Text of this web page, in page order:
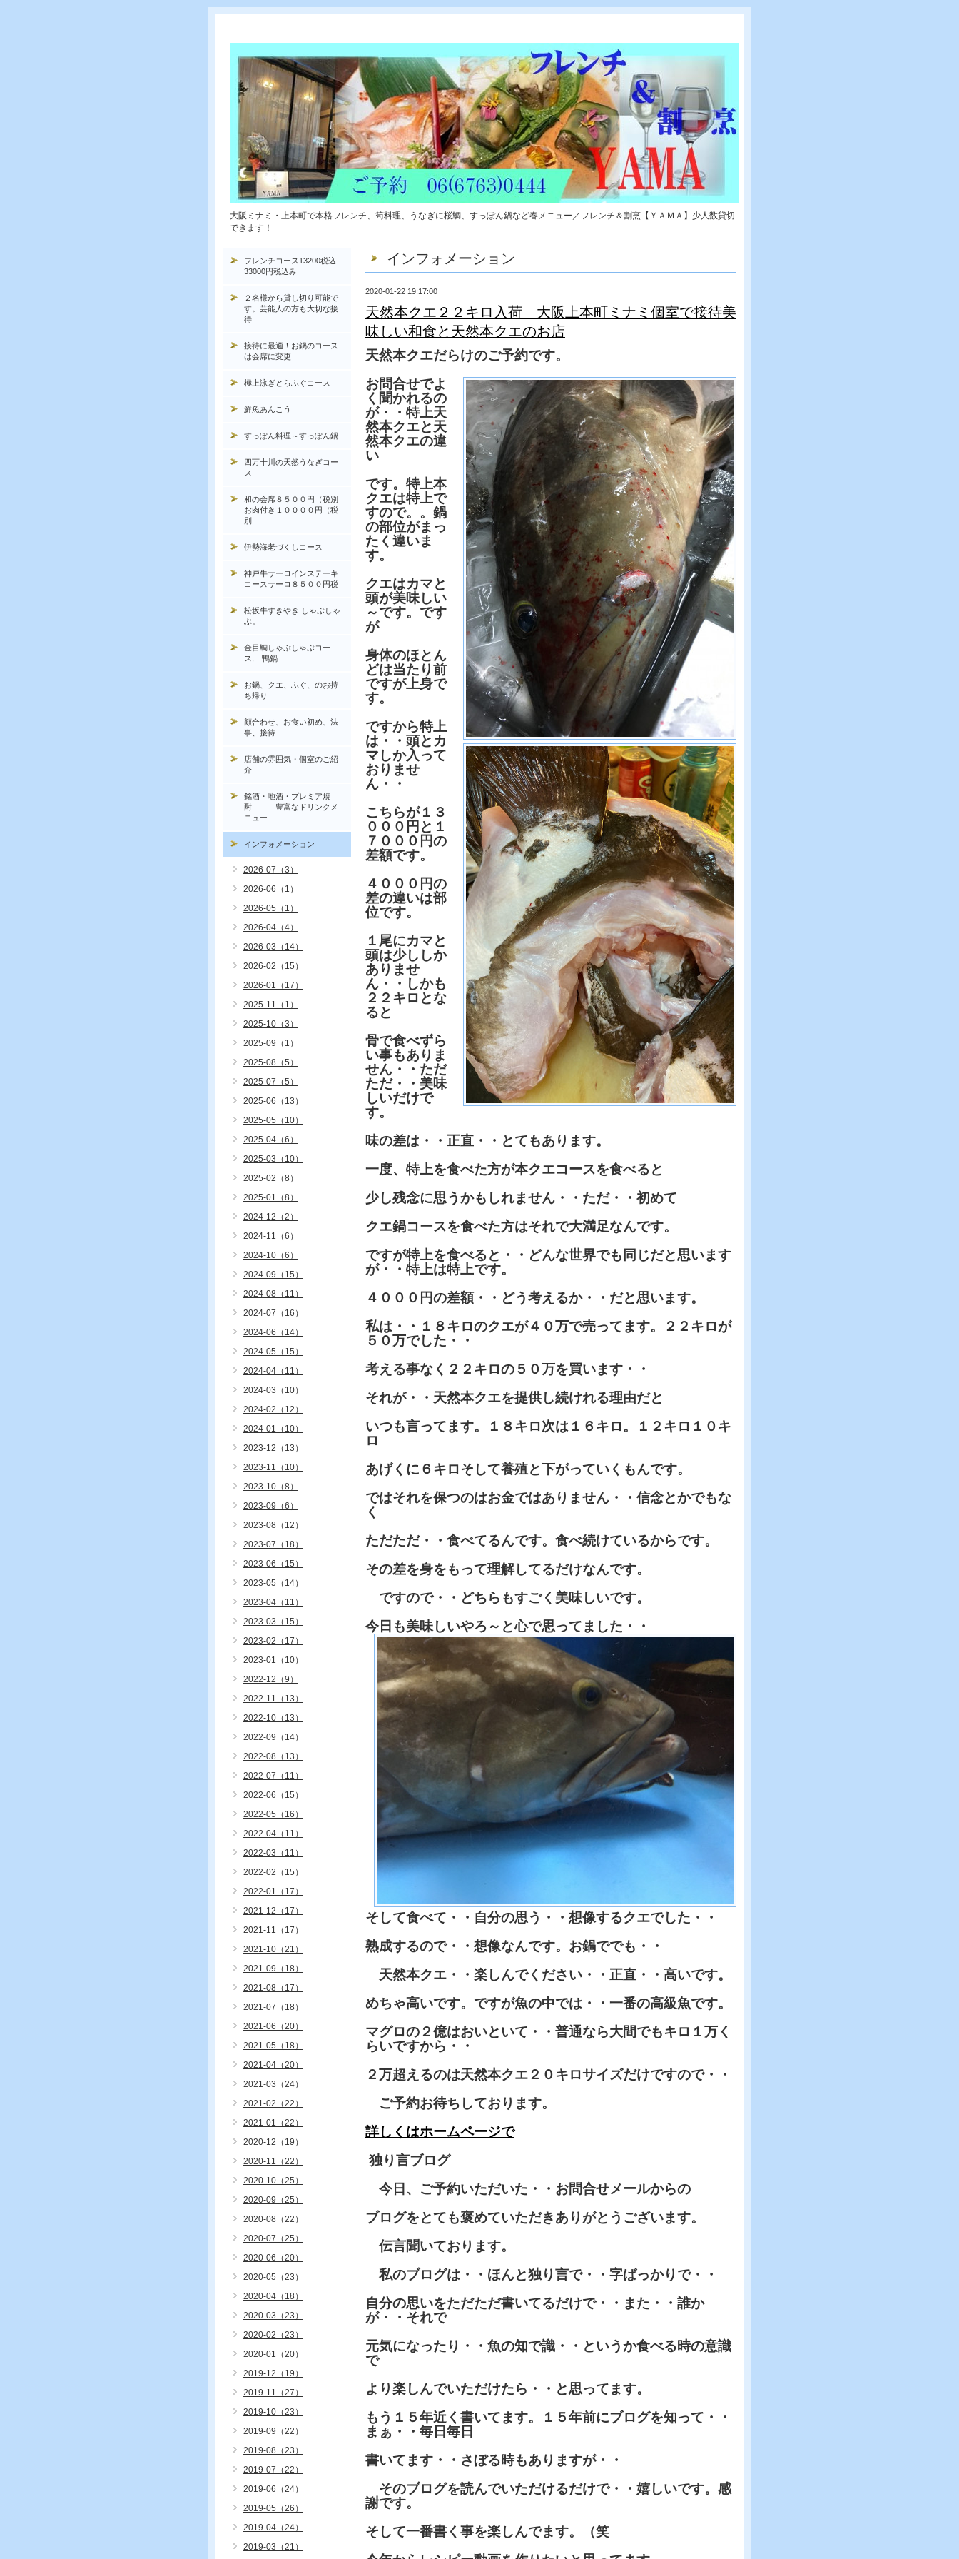
大阪ミナミ・上本町で本格フレンチ、筍料理、うなぎに桜鯛、すっぽん鍋など春メニュー／フレンチ＆割烹【ＹＡＭＡ】少人数貸切
できます！
インフォメーション
2020-01-22 19:17:00
天然本クエ２２キロ入荷 大阪上本町ミナミ個室で接待美
味しい和食と天然本クエのお店
天然本クエだらけのご予約です。
お問合せでよ
く聞かれるの
が・・特上天
然本クエと天
然本クエの違
い
です。特上本
クエは特上で
すので。。鍋
の部位がまっ
たく違いま
す。
クエはカマと
頭が美味しい
～です。です
が
身体のほとん
どは当たり前
ですが上身で
す。
ですから特上
は・・頭とカ
マしか入って
おりませ
ん・・
こちらが１３
０００円と１
７０００円の
差額です。
４０００円の
差の違いは部
位です。
１尾にカマと
頭は少ししか
ありませ
ん・・しかも
２２キロとな
ると
骨で食べずら
い事もありま
せん・・ただ
ただ・・美味
しいだけで
す。
味の差は・・正直・・とてもあります。
一度、特上を食べた方が本クエコースを食べると
少し残念に思うかもしれません・・ただ・・初めて
クエ鍋コースを食べた方はそれで大満足なんです。
ですが特上を食べると・・どんな世界でも同じだと思います
が・・特上は特上です。
４０００円の差額・・どう考えるか・・だと思います。
私は・・１８キロのクエが４０万で売ってます。２２キロが
５０万でした・・
考える事なく２２キロの５０万を買います・・
それが・・天然本クエを提供し続けれる理由だと
いつも言ってます。１８キロ次は１６キロ。１２キロ１０キ
ロ
あげくに６キロそして養殖と下がっていくもんです。
ではそれを保つのはお金ではありません・・信念とかでもな
く
ただただ・・食べてるんです。食べ続けているからです。
その差を身をもって理解してるだけなんです。
ですので・・どちらもすごく美味しいです。
今日も美味しいやろ～と心で思ってました・・
そして食べて・・自分の思う・・想像するクエでした・・
熟成するので・・想像なんです。お鍋ででも・・
天然本クエ・・楽しんでください・・正直・・高いです。
めちゃ高いです。ですが魚の中では・・一番の高級魚です。
マグロの２億はおいといて・・普通なら大間でもキロ１万く
らいですから・・
２万超えるのは天然本クエ２０キロサイズだけですので・・
ご予約お待ちしております。
詳しくはホームページで
独り言ブログ
今日、ご予約いただいた・・お問合せメールからの
ブログをとても褒めていただきありがとうございます。
伝言聞いております。
私のブログは・・ほんと独り言で・・字ばっかりで・・
自分の思いをただただ書いてるだけで・・また・・誰か
が・・それで
元気になったり・・魚の知で識・・というか食べる時の意識
で
より楽しんでいただけたら・・と思ってます。
もう１５年近く書いてます。１５年前にブログを知って・・
まぁ・・毎日毎日
書いてます・・さぼる時もありますが・・
そのブログを読んでいただけるだけで・・嬉しいです。感
謝です。
そして一番書く事を楽しんでます。（笑
フレンチコース13200税込
33000円税込み
２名様から貸し切り可能で
す。芸能人の方も大切な接
待
接待に最適！お鍋のコース
は会席に変更
極上泳ぎとらふぐコース
鮮魚あんこう
すっぽん料理～すっぽん鍋
四万十川の天然うなぎコー
ス
和の会席８５００円（税別
お肉付き１００００円（税
別
伊勢海老づくしコース
神戸牛サーロインステーキ
コースサーロ８５００円税
松坂牛すきやき しゃぶしゃ
ぶ。
金目鯛しゃぶしゃぶコー
ス, 鴨鍋
お鍋、クエ、ふぐ、のお持
ち帰り
顔合わせ、お食い初め、法
事、接待
店舗の雰囲気・個室のご紹
介
銘酒・地酒・プレミア焼
酎 豊富なドリンクメ
ニュー
インフォメーション
2026-07（3）
2026-06（1）
2026-05（1）
2026-04（4）
2026-03（14）
2026-02（15）
2026-01（17）
2025-11（1）
2025-10（3）
2025-09（1）
2025-08（5）
2025-07（5）
2025-06（13）
2025-05（10）
2025-04（6）
2025-03（10）
2025-02（8）
2025-01（8）
2024-12（2）
2024-11（6）
2024-10（6）
2024-09（15）
2024-08（11）
2024-07（16）
2024-06（14）
2024-05（15）
2024-04（11）
2024-03（10）
2024-02（12）
2024-01（10）
2023-12（13）
2023-11（10）
2023-10（8）
2023-09（6）
2023-08（12）
2023-07（18）
2023-06（15）
2023-05（14）
2023-04（11）
2023-03（15）
2023-02（17）
2023-01（10）
2022-12（9）
2022-11（13）
2022-10（13）
2022-09（14）
2022-08（13）
2022-07（11）
2022-06（15）
2022-05（16）
2022-04（11）
2022-03（11）
2022-02（15）
2022-01（17）
2021-12（17）
2021-11（17）
2021-10（21）
2021-09（18）
2021-08（17）
2021-07（18）
2021-06（20）
2021-05（18）
2021-04（20）
2021-03（24）
2021-02（22）
2021-01（22）
2020-12（19）
2020-11（22）
2020-10（25）
2020-09（25）
2020-08（22）
2020-07（25）
2020-06（20）
2020-05（23）
2020-04（18）
2020-03（23）
2020-02（23）
2020-01（20）
2019-12（19）
2019-11（27）
2019-10（23）
2019-09（22）
2019-08（23）
2019-07（22）
2019-06（24）
2019-05（26）
2019-04（24）
2019-03（21）